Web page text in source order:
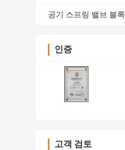
공기 스프링 밸브 블록
인증
고객 검토